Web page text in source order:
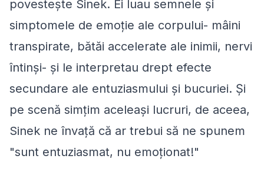
povestește Sinek. Ei luau semnele și
simptomele de emoție ale corpului- mâini
transpirate, bătăi accelerate ale inimii, nervi
întinși- și le interpretau drept efecte
secundare ale entuziasmului și bucuriei. Și
pe scenă simțim aceleași lucruri, de aceea,
Sinek ne învață că ar trebui să ne spunem
"sunt entuziasmat, nu emoționat!"